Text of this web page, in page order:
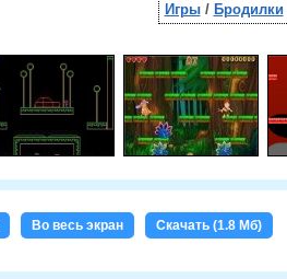
Игры/ Бродилки
Во весь экран Скачать (1.8 Мб)